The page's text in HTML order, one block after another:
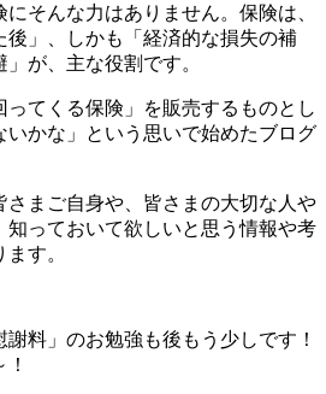
そんな力はありません。保険は、
後」、しかも「経済的な損失の補
が、主な役割です。
ってくる保険」を販売するものとし
いかな」という思いで始めたブログ
さまご自身や、皆さまの大切な人や
知っておいて欲しいと思う情報や考
す。
料」のお勉強も後もう少しです！